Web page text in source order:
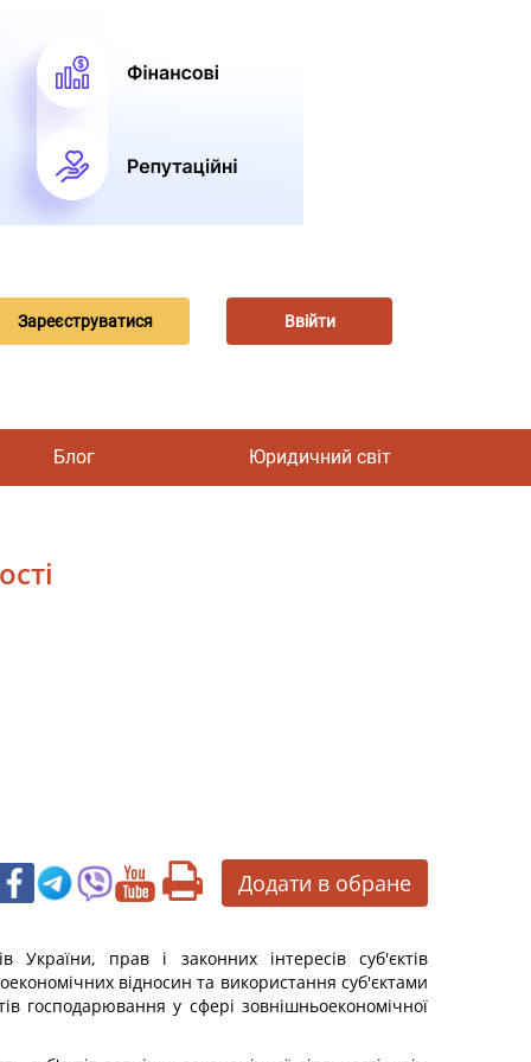
Зареєструватися Ввійти
Блог Юридичний світ
Додати в обране
України, прав і законних інтересів суб'єктів
відносин та використання суб'єктами
господарювання у сфері зовнішньоекономічної